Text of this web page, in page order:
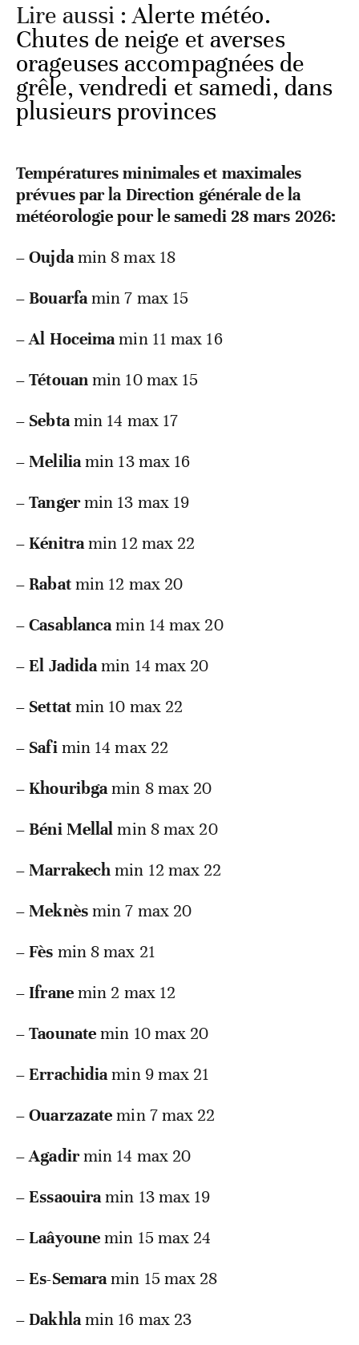
Lire aussi :Alerte météo.
Chutes de neige et averses
orageuses accompagnées de
grêle, vendredi et samedi, dans
plusieurs provinces
Températures minimales et maximales
prévues par la Direction générale de la
météorologie pour le samedi 28 mars 2026:
–Oujdamin 8 max 18
–Bouarfamin 7 max 15
–Al Hoceimamin 11 max 16
–Tétouanmin 10 max 15
– Sebtamin 14 max 17
–Meliliamin 13 max 16
–Tangermin 13 max 19
–Kénitramin 12 max 22
–Rabatmin 12 max 20
–Casablancamin 14 max 20
–El Jadidamin 14 max 20
– Settatmin 10 max 22
– Safimin 14 max 22
–Khouribgamin 8 max 20
–Béni Mellalmin 8 max 20
–Marrakechmin 12 max 22
–Meknèsmin 7 max 20
–Fès min 8 max 21
–Ifranemin 2 max 12
–Taounatemin 10 max 20
–Errachidiamin 9 max 21
–Ouarzazatemin 7 max 22
–Agadirmin 14 max 20
–Essaouiramin 13 max 19
–Laâyounemin 15 max 24
–Es-Semaramin 15 max 28
–Dakhlamin 16 max 23